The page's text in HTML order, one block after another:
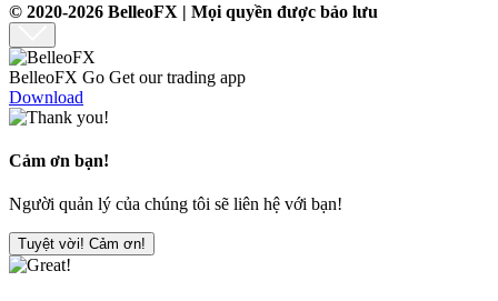
© 2020-2026 BelleoFX | Mọi quyền được bảo lưu
BelleoFX Go Get our trading app
Download
Cảm ơn bạn!
Người quản lý của chúng tôi sẽ liên hệ với bạn!
Tuyệt vời! Cảm ơn!